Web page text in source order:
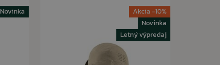
Novinka
Akcia -10%
Novinka
Letný výpredaj